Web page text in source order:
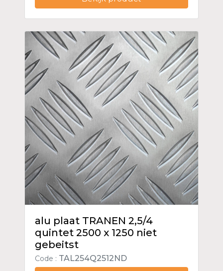
alu plaat TRANEN 2,5/4
quintet 2500 x 1250 niet
gebeitst
Code : TAL254Q2512ND